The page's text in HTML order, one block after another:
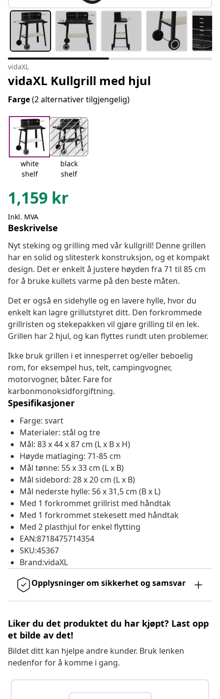
vidaXL
vidaXL Kullgrill med hjul
Farge(2 alternativer tilgjengelig)
white
shelf
black
shelf
1,159 kr
Inkl. MVA
Beskrivelse
Nyt steking og grilling med vår kullgrill! Denne grillen
har en solid og slitesterk konstruksjon, og et kompakt
design. Det er enkelt å justere høyden fra 71 til 85 cm
for å bruke kullets varme på den beste måten.
Det er også en sidehylle og en lavere hylle, hvor du
enkelt kan lagre grillutstyret ditt. Den forkrommede
grillristen og stekepakken vil gjøre grilling til en lek.
Grillen har 2 hjul, og kan flyttes rundt uten problemer.
Ikke bruk grillen i et innesperret og/eller beboelig
rom, for eksempel hus, telt, campingvogner,
motorvogner, båter. Fare for
karbonmonoksidforgiftning.
Spesifikasjoner
Farge: svart
Materialer: stål og tre
Mål: 83 x 44 x 87 cm (L x B x H)
Høyde matlaging: 71-85 cm
Mål tønne: 55 x 33 cm (L x B)
Mål sidebord: 28 x 20 cm (L x B)
Mål nederste hylle: 56 x 31,5 cm (B x L)
Med 1 forkrommet grillrist med håndtak
Med 1 forkrommet stekesett med håndtak
Med 2 plasthjul for enkel flytting
EAN:8718475714354
SKU:45367
Brand:vidaXL
Opplysninger om sikkerhet og samsvar
Liker du det produktet du har kjøpt? Last opp
et bilde av det!
Bildet ditt kan hjelpe andre kunder. Bruk lenken
nedenfor for å komme i gang.